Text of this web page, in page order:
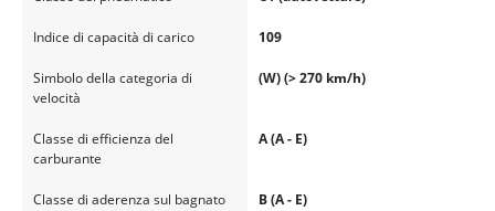
Indice di capacità di carico 109
Simbolo della categoria di
velocità
(W) (> 270 km/h)
Classe di efficienza del
carburante
A (A - E)
Classe di aderenza sul bagnato B (A - E)